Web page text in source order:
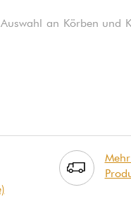
an Körben und